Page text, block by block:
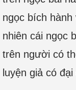
ngọc bích
nhiên cái ngọc
trên người có
luyện giả có